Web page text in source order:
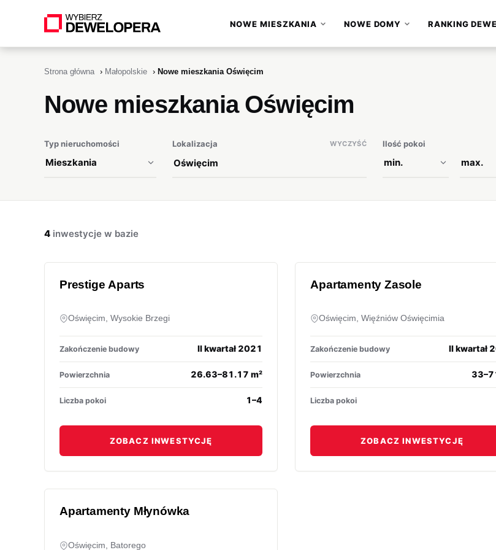
NOWE MIESZKANIA
▾ NOWE DOMY
▾ RANKING ▾
Strona główna › Małopolskie › Nowe mieszkania Oświęcim
Nowe mieszkania Oświęcim
Typ nieruchomości Lokalizacja WYCZYŚĆ Ilość pokoi
4 inwestycje w bazie
Prestige Aparts
Oświęcim, Wysokie Brzegi
Zakończenie budowy II kwartał 2021
Powierzchnia 26.63–81.17 m²
Liczba pokoi 1–4
ZOBACZ INWESTYCJĘ
Apartamenty Zasole
Oświęcim, Więźniów Oświęcimia
Zakończenie budowy II kwartał
Powierzchnia
Liczba pokoi
ZOBACZ INWESTYCJĘ
Apartamenty Młynówka
Oświęcim, Batorego